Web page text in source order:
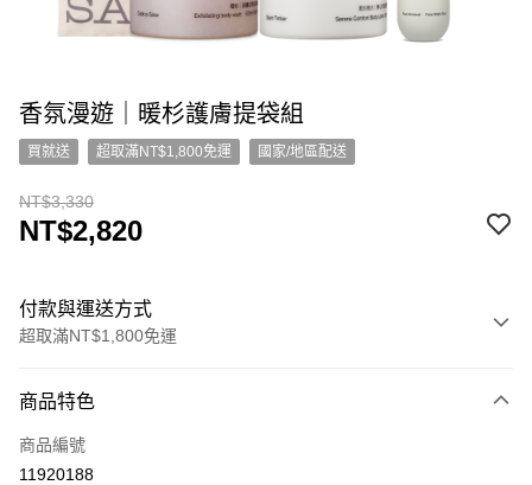
香氛漫遊｜暖杉護膚提袋組
買就送 超取滿NT$1,800免運 國家/地區配送
NT$3,330
NT$2,820
付款與運送方式
超取滿NT$1,800免運
信用卡一次付款
超商取貨付款
商品特色
商品編號
11920188